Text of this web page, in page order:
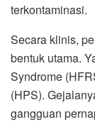
terkontaminasi.
Secara klinis,
bentuk utama.
Syndrome
(HPS).
gangguan